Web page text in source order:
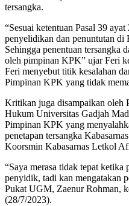
tersangka.
“Sesuai ketentuan Pasal 39
penyelidikan dan penuntutan
Sehingga penentuan tersangka
oleh pimpinan KPK” ujar Feri
Feri menyebut titik kesalahan
Pimpinan KPK yang tidak
Kritikan juga disampaikan oleh
Hukum Universitas Gadjah
Pimpinan KPK yang
penetapan tersangka
Koorsmin Kabasarnas Letkol
“Saya merasa tidak tepat
penyidik, tadi kan mengatakan
Pukat UGM, Zaenur Rohman,
(28/7/2023).